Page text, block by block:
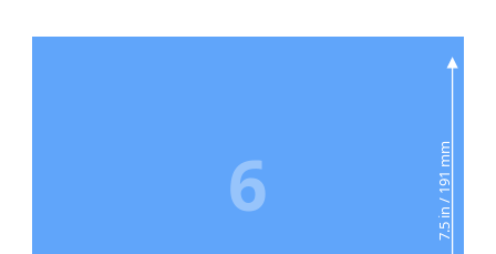
7.5 in / 191 mm
6